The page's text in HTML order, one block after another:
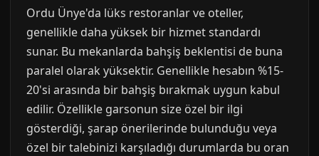
Ordu Ünye'da lüks restoranlar ve oteller,
genellikle daha yüksek bir hizmet standardı
sunar. Bu mekanlarda bahşiş beklentisi de buna
paralel olarak yüksektir. Genellikle hesabın %15-
20'si arasında bir bahşiş bırakmak uygun kabul
edilir. Özellikle garsonun size özel bir ilgi
gösterdiği, şarap önerilerinde bulunduğu veya
özel bir talebinizi karşıladığı durumlarda bu oran